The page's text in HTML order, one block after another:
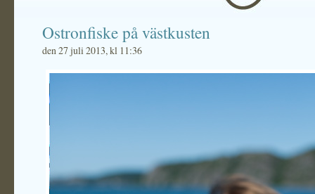
Ostronfiske på västkusten
den 27 juli 2013, kl 11:36